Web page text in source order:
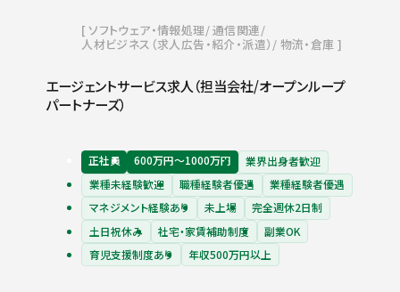
ソフトウェア・情報処理 通信関連
人材ビジネス（求人広告・紹介・派遣）
物流・倉庫
エージェントサービス求人（担当会社/オープンループ
パートナーズ）
正社員 600万円〜1000万円
業界出身者歓迎
業種未経験歓迎
職種経験者優遇
業種経験者優遇
マネジメント経験あり
未上場
完全週休2日制
土日祝休み
社宅・家賃補助制度
副業OK
育児支援制度あり
年収500万円以上